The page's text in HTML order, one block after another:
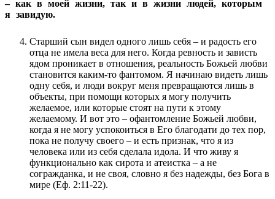
– как в моей жизни, так и в жизни людей, которым
я завидую.
Старший сын видел одного лишь себя – и радость его
отца не имела веса для него. Когда ревность и зависть
ядом проникает в отношения, реальность Божьей любви
становится каким-то фантомом. Я начинаю видеть лишь
одну себя, и люди вокруг меня превращаются лишь в
объекты, при помощи которых я могу получить
желаемое, или которые стоят на пути к этому
желаемому. И вот это – офантомление Божьей любви,
когда я не могу успокоиться в Его благодати до тех пор,
пока не получу своего – и есть признак, что я из
человека или из себя сделала идола. И что живу я
функционально как сирота и атеистка – а не
согражданка, и не своя, словно я без надежды, без Бога в
мире (Еф. 2:11-22).